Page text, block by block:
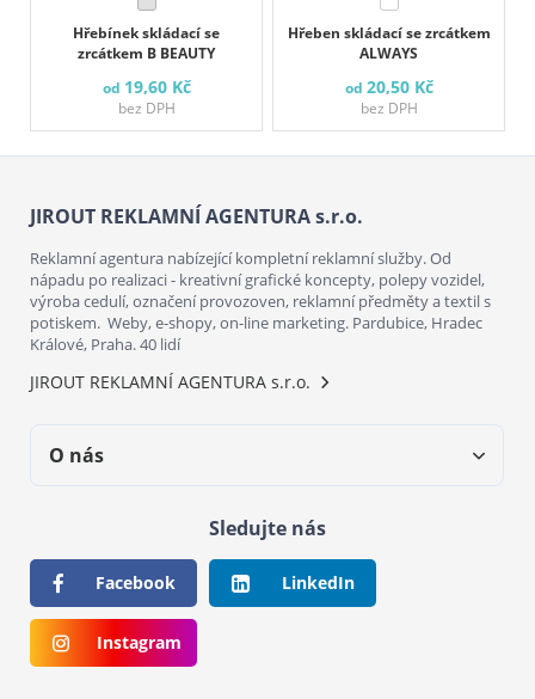
Hřebínek skládací se
zrcátkem B BEAUTY
od 19,60 Kč
bez DPH
Hřeben skládací se zrcátkem
ALWAYS
od 20,50 Kč
bez DPH
JIROUT REKLAMNÍ AGENTURA s.r.o.
Reklamní agentura nabízející kompletní reklamní služby. Od
nápadu po realizaci - kreativní grafické koncepty, polepy vozidel,
výroba cedulí, označení provozoven, reklamní předměty a textil s
potiskem. Weby, e-shopy, on-line marketing. Pardubice, Hradec
Králové, Praha. 40 lidí
JIROUT REKLAMNÍ AGENTURA s.r.o.
O nás
Sledujte nás
Facebook LinkedIn
Instagram